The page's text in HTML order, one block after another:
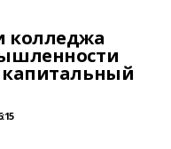
колледжа